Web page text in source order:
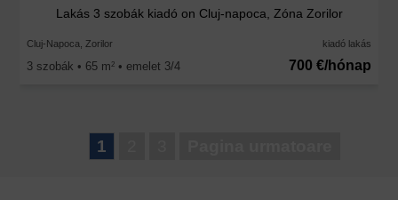
Lakás 3 szobák kiadó on Cluj-napoca, Zóna Zorilor
Cluj-Napoca, Zorilor kiadó lakás
3 szobák • 65 m2 • emelet 3/4 700 €/hónap
1